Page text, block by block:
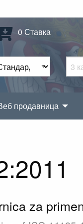
0 Ставка
продавница
za